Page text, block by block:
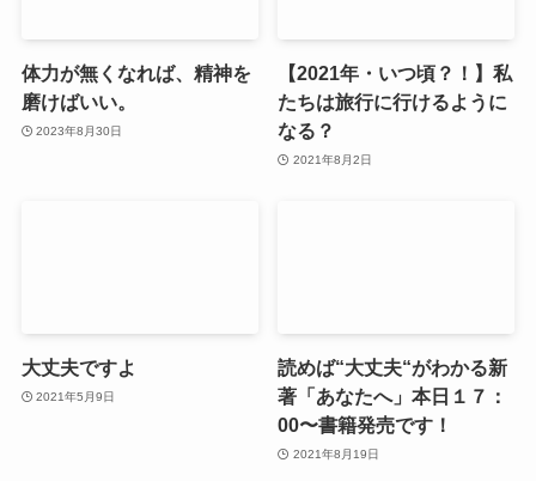
体力が無くなれば、精神を
磨けばいい。
2023年8月30日
【2021年・いつ頃？！】私
たちは旅行に行けるように
なる？
2021年8月2日
大丈夫ですよ
2021年5月9日
読めば“大丈夫“がわかる新
著「あなたへ」本日１７：
00〜書籍発売です！
2021年8月19日